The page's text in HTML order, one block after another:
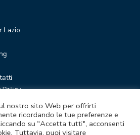
Lazio
Policy
nostro sito Web per offrirti
ricordando le tue preferenze e
su "Accetta tutti", acconsenti
Tuttavia, puoi visitare